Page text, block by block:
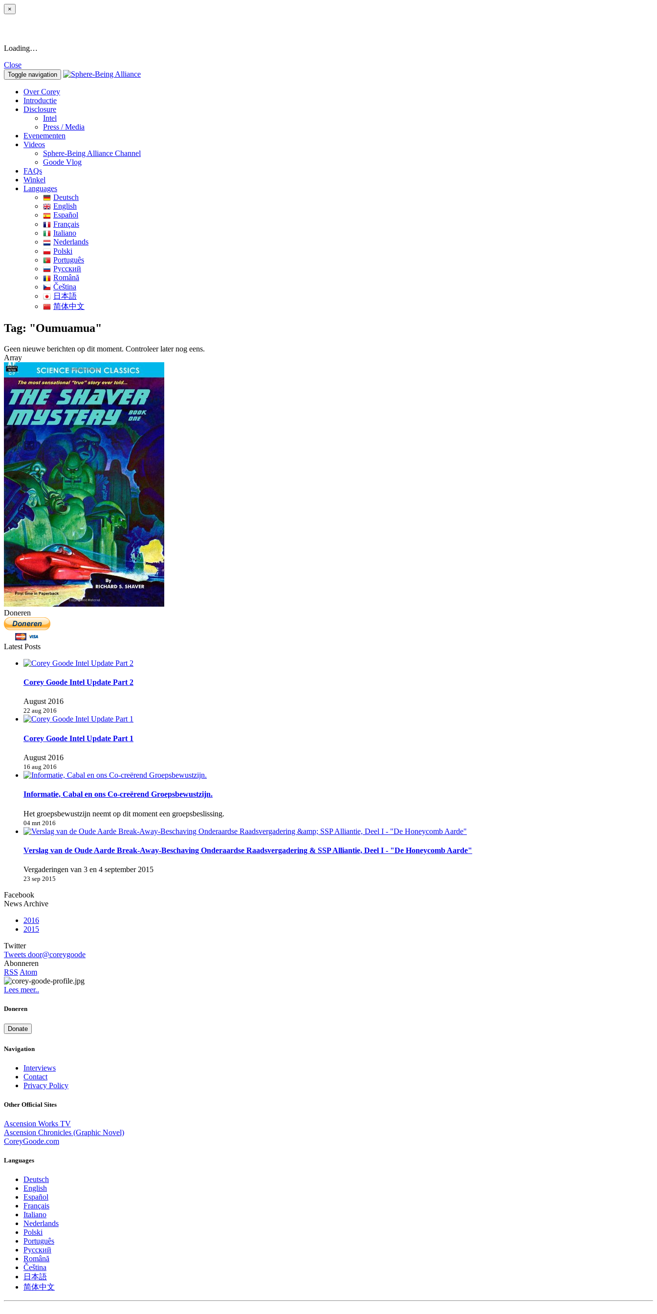
×
Loading…
Close
Toggle navigation
Over Corey
Introductie
Disclosure
Intel
Press / Media
Evenementen
Videos
Sphere-Being Alliance Channel
Goode Vlog
FAQs
Winkel
Languages
Deutsch
English
Español
Français
Italiano
Nederlands
Polski
Português
Pусский
Română
Čeština
日本語
简体中文
Tag: "Oumuamua"
Geen nieuwe berichten op dit moment. Controleer later nog eens.
Array
Doneren
Latest Posts
Corey Goode Intel Update Part 2
August 2016
22 aug 2016
Corey Goode Intel Update Part 1
August 2016
16 aug 2016
Informatie, Cabal en ons Co-creërend Groepsbewustzijn.
Het groepsbewustzijn neemt op dit moment een groepsbeslissing.
04 mrt 2016
Verslag van de Oude Aarde Break-Away-Beschaving Onderaardse Raadsvergadering & SSP Alliantie, Deel I - "De Honeycomb Aarde"
Vergaderingen van 3 en 4 september 2015
23 sep 2015
Facebook
News Archive
2016
2015
Twitter
Tweets door@coreygoode
Abonneren
RSS Atom
Lees meer..
Doneren
Donate
Navigation
Interviews
Contact
Privacy Policy
Other Official Sites
Ascension Works TV
Ascension Chronicles (Graphic Novel)
CoreyGoode.com
Languages
Deutsch
English
Español
Français
Italiano
Nederlands
Polski
Português
Pусский
Română
Čeština
日本語
简体中文